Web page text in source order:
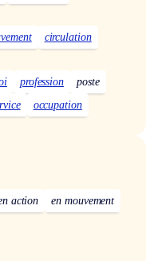
circulation
profession
poste
occupation
action
en mouvement